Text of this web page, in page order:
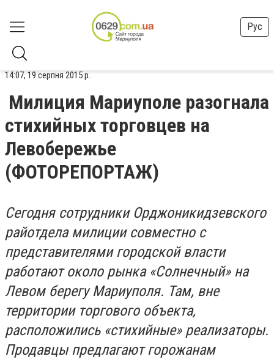
Рус
14:07, 19 серпня 2015 р.
Милиция Мариуполе разогнала
стихийных торговцев на
Левобережье
(ФОТОРЕПОРТАЖ)
Сегодня сотрудники Орджоникидзевского
райотдела милиции совместно с
представителями городской власти
работают около рынка «Солнечный» на
Левом берегу Мариуполя. Там, вне
территории торгового объекта,
расположились «стихийные» реализаторы.
Продавцы предлагают горожанам